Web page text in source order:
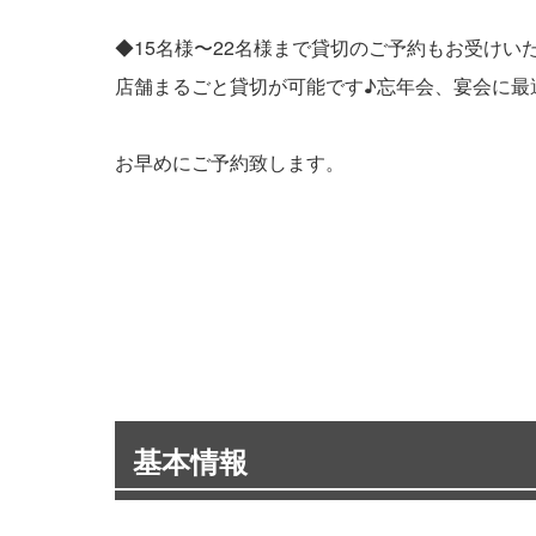
◆15名様〜22名様まで貸切のご予約もお受けい
店舗まるごと貸切が可能です♪忘年会、宴会に最
お早めにご予約致します。
基本情報